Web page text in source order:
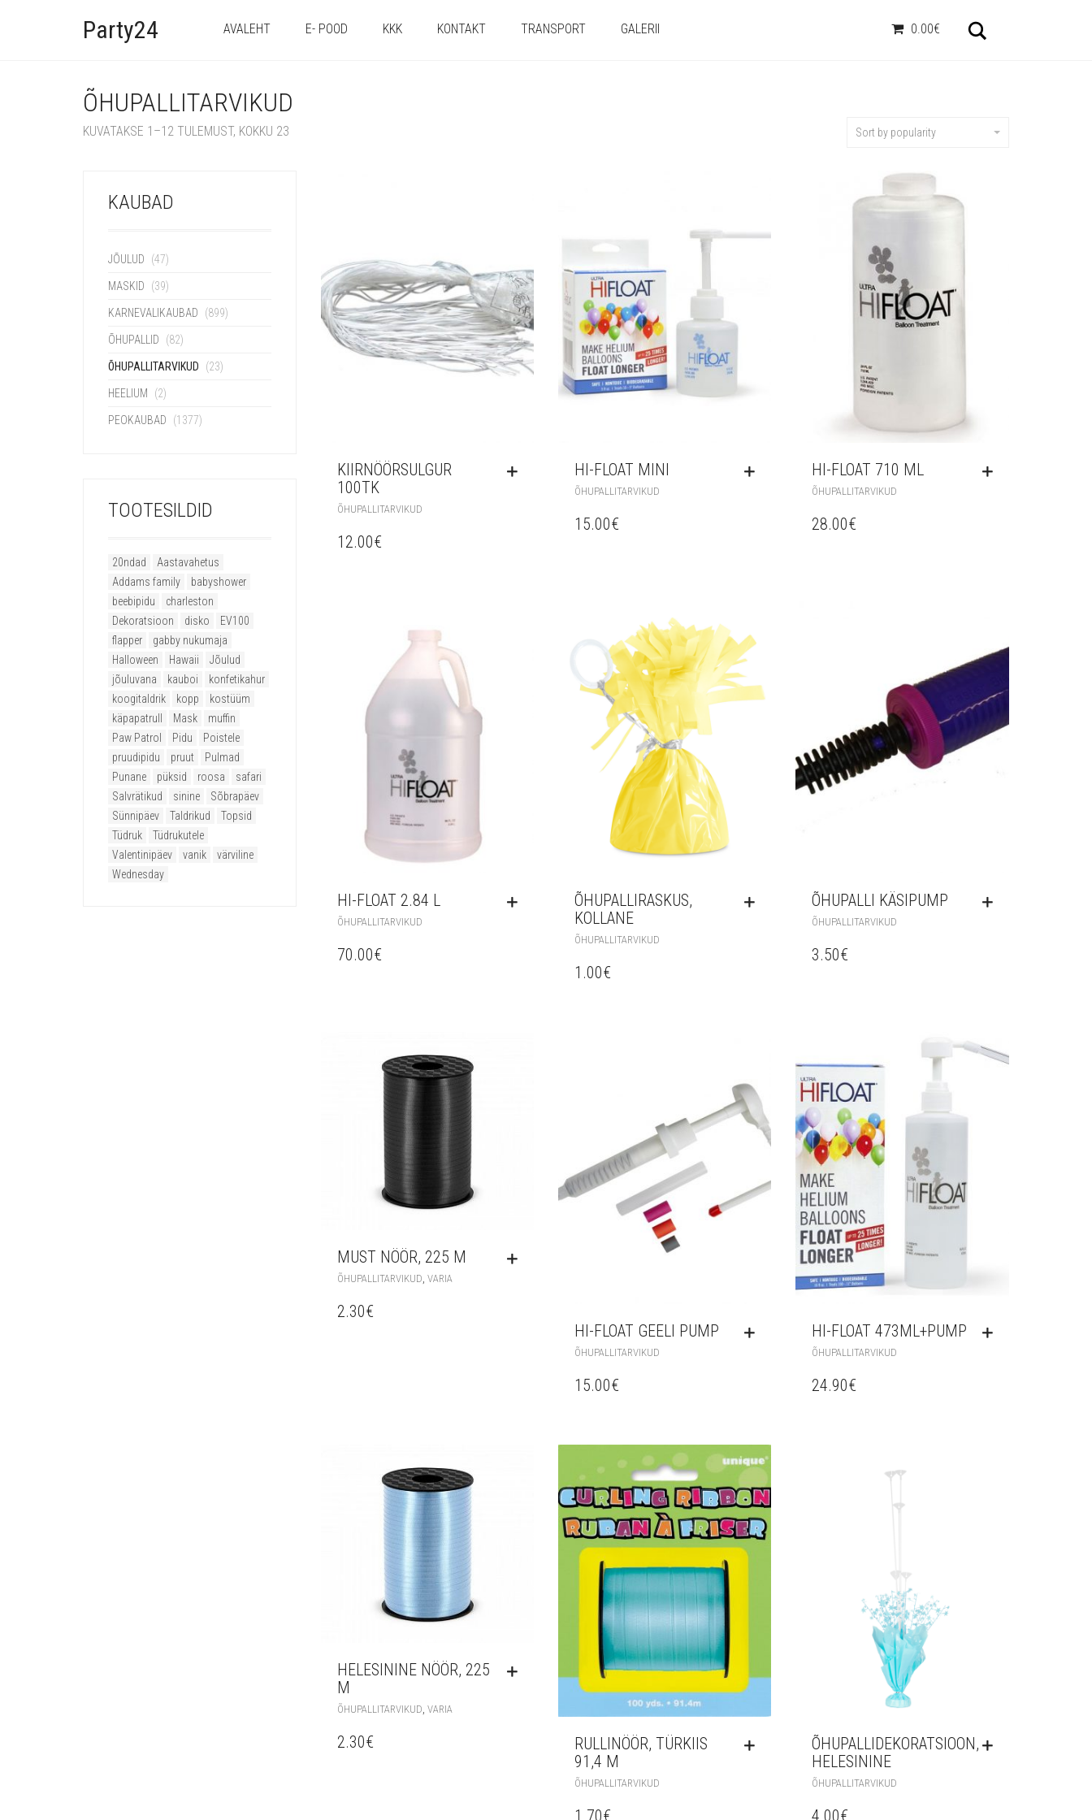
Party24 AVALEHT E- POOD KKK KONTAKT TRANSPORT GALERII 0.00€
ÕHUPALLITARVIKUD
KUVATAKSE 1–12 TULEMUST, KOKKU 23 Sort by popularity
KAUBAD
JÕULUD (47)
MASKID (39)
KARNEVALIKAUBAD (899)
ÕHUPALLID (82)
ÕHUPALLITARVIKUD (23)
HEELIUM (2)
PEOKAUBAD (1377)
TOOTESILDID
20ndad
Aastavahetus
Addams family
babyshower
beebipidu
charleston
Dekoratsioon
disko
EV100
flapper
gabby nukumaja
Halloween
Hawaii
Jõulud
jõuluvana
kauboi
konfetikahur
koogitaldrik
kopp
kostüüm
käpapatrull
Mask
muffin
Paw Patrol
Pidu
Poistele
pruudipidu
pruut
Pulmad
Punane
püksid roosa
safari
Salvrätikud
sinine
Sõbrapäev
Sünnipäev
Taldrikud
Topsid
Tüdruk
Tüdrukutele
Valentinipäev
vanik
värviline
Wednesday
KIIRNÖÖRSULGUR
100TK
ÕHUPALLITARVIKUD
12.00€
HI-FLOAT MINI
ÕHUPALLITARVIKUD
15.00€
HI-FLOAT 710 ML
ÕHUPALLITARVIKUD
28.00€
HI-FLOAT 2.84 L
ÕHUPALLITARVIKUD
70.00€
ÕHUPALLIRASKUS,
KOLLANE
ÕHUPALLITARVIKUD
1.00€
ÕHUPALLI KÄSIPUMP
ÕHUPALLITARVIKUD
3.50€
MUST NÖÖR, 225 M
ÕHUPALLITARVIKUD VARIA
2.30€
HI-FLOAT GEELI PUMP
ÕHUPALLITARVIKUD
15.00€
HI-FLOAT 473ML+PUMP
ÕHUPALLITARVIKUD
24.90€
HELESININE NÖÖR, 225
M
ÕHUPALLITARVIKUD VARIA
2.30€
RULLINÖÖR, TÜRKIIS
91,4 M
ÕHUPALLITARVIKUD
1.70€
ÕHUPALLIDEKORATSIOON,
HELESININE
ÕHUPALLITARVIKUD
4.00€